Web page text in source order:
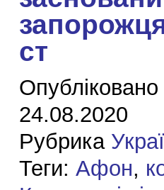
ст
24.08.2020
Рубрика
Теги: Афон,